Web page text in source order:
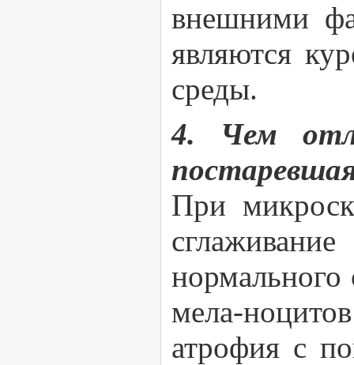
внешними
являются
среды.
4. Чем
При
нормального
мела-
атрофия с